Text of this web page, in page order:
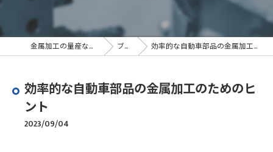
金属加工の量産なら京田精密 ブログ 効率的な自動車部品の金属加工のためのヒント
効率的な自動車部品の金属加工のためのヒ
ント
2023/09/04